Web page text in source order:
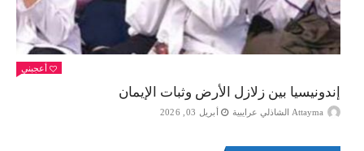
أعجبني
إندونيسيا بين زلازل الأرض وثبات الإيمان
Attayma الشاذلي عرايبية أبريل 03, 2026